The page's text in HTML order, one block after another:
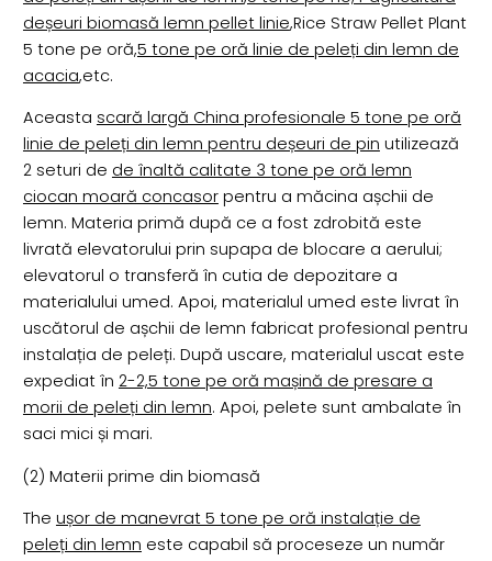
deșeuri biomasă lemn pellet linie,Rice Straw Pellet Plant
5 tone pe oră,5 tone pe oră linie de peleți din lemn de
acacia,etc.
Aceasta scară largă China profesionale 5 tone pe oră
linie de peleți din lemn pentru deșeuri de pin utilizează
2 seturi de de înaltă calitate 3 tone pe oră lemn
ciocan moară concasorpentru a măcina așchii de
lemn. Materia primă după ce a fost zdrobită este
livrată elevatorului prin supapa de blocare a aerului;
elevatorul o transferă în cutia de depozitare a
materialului umed. Apoi, materialul umed este livrat în
uscătorul de așchii de lemn fabricat profesional pentru
instalația de peleți. După uscare, materialul uscat este
expediat în 2-2,5 tone pe oră mașină de presare a
morii de peleți din lemn. Apoi, pelete sunt ambalate în
saci mici și mari.
(2) Materii prime din biomasă
The ușor de manevrat 5 tone pe oră instalație de
peleți din lemn este capabil să proceseze un număr